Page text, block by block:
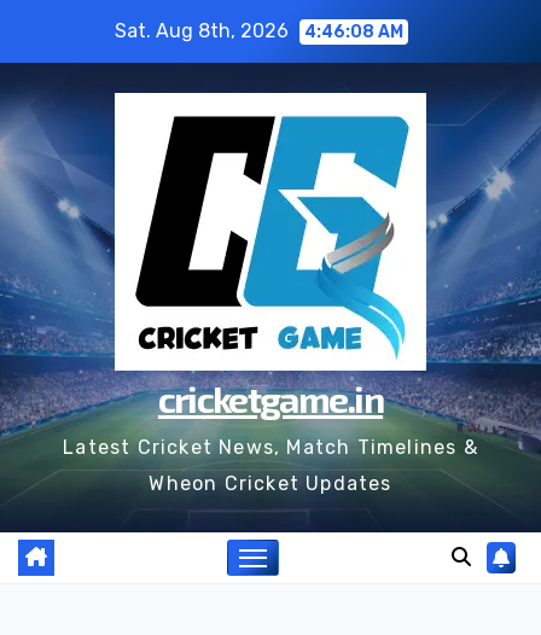
content
Sat. Aug 8th, 2026 4:46:09 AM
cricketgame.in
Latest Cricket News, Match Timelines &
Wheon Cricket Updates